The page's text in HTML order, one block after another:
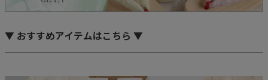
▼ おすすめアイテムはこちら ▼